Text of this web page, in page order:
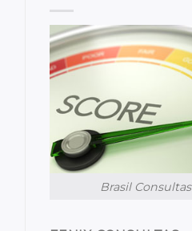
Brasil Consultas